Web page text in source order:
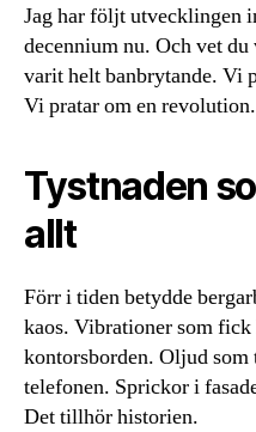
Jag har följt utvecklingen
decennium nu. Och vet du
varit helt banbrytande. Vi
Vi pratar om en revolution.
Tystnaden
allt
Förr i tiden betydde
kaos. Vibrationer som fick
kontorsborden. Oljud
telefonen. Sprickor i
Det tillhör historien.